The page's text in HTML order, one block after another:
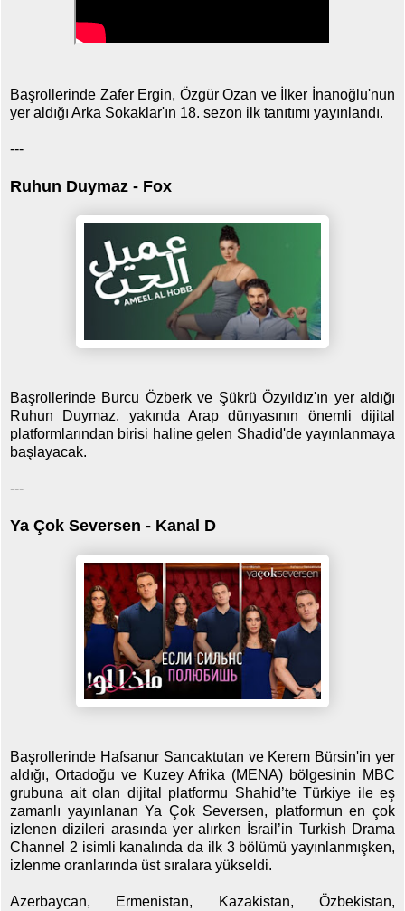
Başrollerinde Zafer Ergin, Özgür Ozan ve İlker İnanoğlu'nun
yer aldığı Arka Sokaklar'ın 18. sezon ilk tanıtımı yayınlandı.
---
Ruhun Duymaz - Fox
Başrollerinde Burcu Özberk ve Şükrü Özyıldız'ın yer aldığı
Ruhun Duymaz, yakında Arap dünyasının önemli dijital
platformlarından birisi haline gelen Shadid'de yayınlanmaya
başlayacak.
---
Ya Çok Seversen - Kanal D
Başrollerinde Hafsanur Sancaktutan ve Kerem Bürsin'in yer
aldığı, Ortadoğu ve Kuzey Afrika (MENA) bölgesinin MBC
grubuna ait olan dijital platformu Shahid’te Türkiye ile eş
zamanlı yayınlanan Ya Çok Seversen, platformun en çok
izlenen dizileri arasında yer alırken İsrail’in Turkish Drama
Channel 2 isimli kanalında da ilk 3 bölümü yayınlanmışken,
izlenme oranlarında üst sıralara yükseldi.
Azerbaycan, Ermenistan, Kazakistan, Özbekistan,